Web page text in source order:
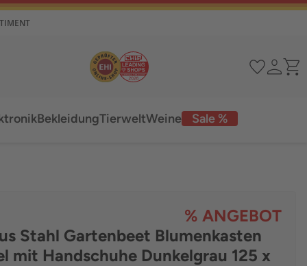
Sale %
BekleidungTierweltWeine
% ANGEBOT
Stahl Gartenbeet Blumenkasten
mit Handschuhe Dunkelgrau 125 x